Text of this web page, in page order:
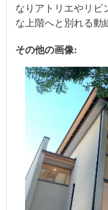
なりアトリエやリビ
な上階へと別れる動
その他の画像: